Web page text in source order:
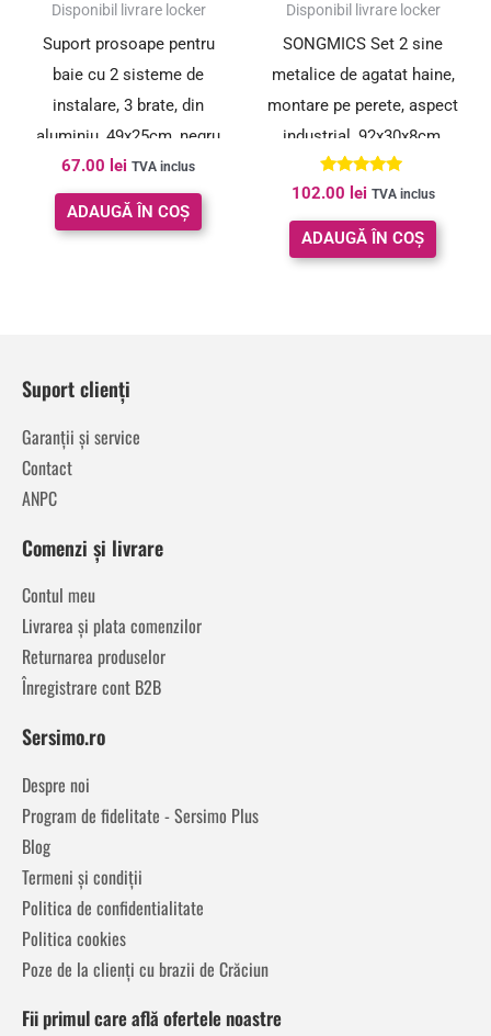
Disponibil livrare locker
Suport prosoape pentru
baie cu 2 sisteme de
instalare, 3 brate, din
aluminiu, 49x25cm, negru
67.00 lei TVA inclus
ADAUGĂ ÎN COȘ
Disponibil livrare locker
SONGMICS Set 2 sine
metalice de agatat haine,
montare pe perete, aspect
industrial, 92x30x8cm,
negru
Evaluat la
5.00
din 5
102.00 lei TVA inclus
ADAUGĂ ÎN COȘ
Suport clienți
Garanții și service
Contact
ANPC
Comenzi și livrare
Contul meu
Livrarea și plata comenzilor
Returnarea produselor
Înregistrare cont B2B
Sersimo.ro
Despre noi
Program de fidelitate - Sersimo Plus
Blog
Termeni și condiții
Politica de confidentialitate
Politica cookies
Poze de la clienți cu brazii de Crăciun
Fii primul care află ofertele noastre